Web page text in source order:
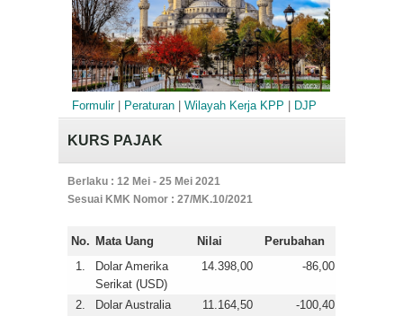
Formulir| Peraturan| Wilayah Kerja KPP DJP
KURS PAJAK
Berlaku : 12 Mei - 25 Mei 2021
Sesuai KMK Nomor : 27/MK.10/2021
No. Mata Uang Nilai
Perubahan
1.
Dolar Amerika
Serikat (USD)
14.398,00 -86,00
2.
Dolar Australia
11.164,50 -100,40